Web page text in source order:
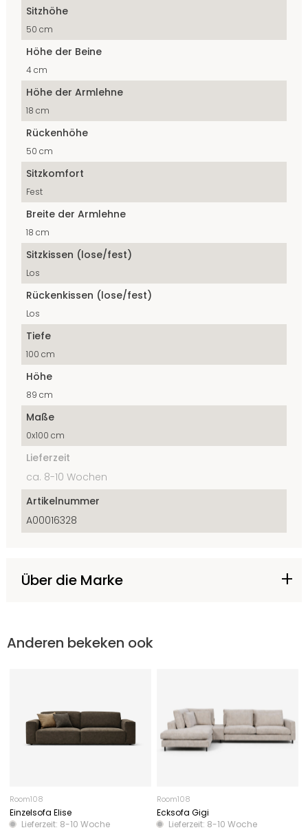
Sitzhöhe
50 cm
Höhe der Beine
4 cm
Höhe der Armlehne
18 cm
Rückenhöhe
50 cm
Sitzkomfort
Fest
Breite der Armlehne
18 cm
Sitzkissen (lose/fest)
Los
Rückenkissen (lose/fest)
Los
Tiefe
100 cm
Höhe
89 cm
Maße
0x100 cm
Lieferzeit
ca. 8-10 Wochen
Artikelnummer
A00016328
Über die Marke
Anderen bekeken ook
Room108
Einzelsofa Elise
Lieferzeit: 8-10 Woche
Room108
Ecksofa Gigi
Lieferzeit: 8-10 Woche